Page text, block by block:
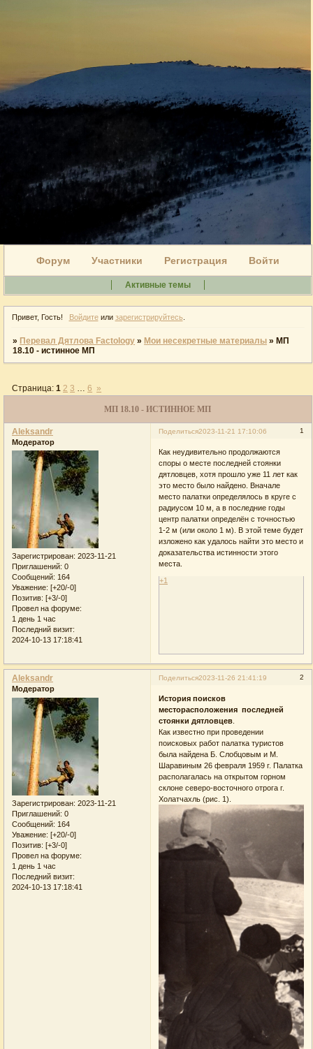
Форум Участники Регистрация Войти
Активные темы
Привет, Гость! Войдитеили зарегистрируйтесь.
»Перевал Дятлова Factology »Мои несекретные материалы »МП
18.10 - истинное МП
МП 18.10 - ИСТИННОЕ МП
Страница:1 2 3 … 6 »
Поделиться 1
2023-11-21 17:10:06
Aleksandr
Модератор
Зарегистрирован: 2023-11-21
Приглашений: 0
Сообщений: 164
Уважение: [+20/-0]
Позитив: [+3/-0]
Провел на форуме:
1 день 1 час
Последний визит:
2024-10-13 17:18:41
Как неудивительно продолжаются
споры о месте последней стоянки
дятловцев, хотя прошло уже 11 лет как
это место было найдено. Вначале
место палатки определялось в круге с
радиусом 10 м, а в последние годы
центр палатки определён с точностью
1-2 м (или около 1 м). В этой теме будет
изложено как удалось найти это место и
доказательства истинности этого
места.
+1
Поделиться 2
2023-11-26 21:41:19
Aleksandr
Модератор
Зарегистрирован: 2023-11-21
Приглашений: 0
Сообщений: 164
Уважение: [+20/-0]
Позитив: [+3/-0]
Провел на форуме:
1 день 1 час
Последний визит:
2024-10-13 17:18:41
История поисков
месторасположения последней
стоянки дятловцев
Как известно при проведении
поисковых работ палатка туристов
была найдена Б. Слобцовым и М.
Шаравиным 26 февраля 1959 г. Палатка
располагалась на открытом горном
склоне северо-восточного отрога г.
Холатчахль (рис. 1).